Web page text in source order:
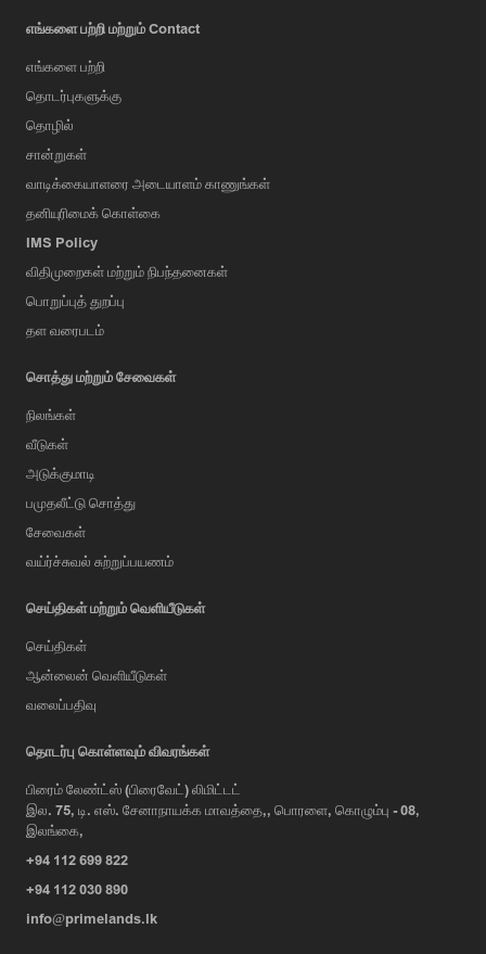
எங்களை பற்றி மற்றும் Contact
எங்களை பற்றி
தொடர்புகளுக்கு
தொழில்
சான்றுகள்
வாடிக்கையாளரை அடையாளம் காணுங்கள்
தனியுரிமைக் கொள்கை
IMS Policy
விதிமுறைகள் மற்றும் நிபந்தனைகள்
பொறுப்புத் துறப்பு
தள வரைபடம்
சொத்து மற்றும் சேவைகள்
நிலங்கள்
வீடுகள்
அடுக்குமாடி
பமுதலீட்டு சொத்து
சேவைகள்
வய்ர்ச்சுவல் சுற்றுப்பயணம்
செய்திகள் மற்றும் வெளியீடுகள்
செய்திகள்
ஆன்லைன் வெளியீடுகள்
வலைப்பதிவு
தொடர்பு கொள்ளவும் விவரங்கள்
பிரைம் லேண்ட்ஸ் (பிரைவேட்) லிமிட்டட்
இல. 75, டி. எஸ். சேனாநாயக்க மாவத்தை,, பொரளை, கொழும்பு - 08,
இலங்கை,
+94 112 699 822
+94 112 030 890
info@primelands.lk